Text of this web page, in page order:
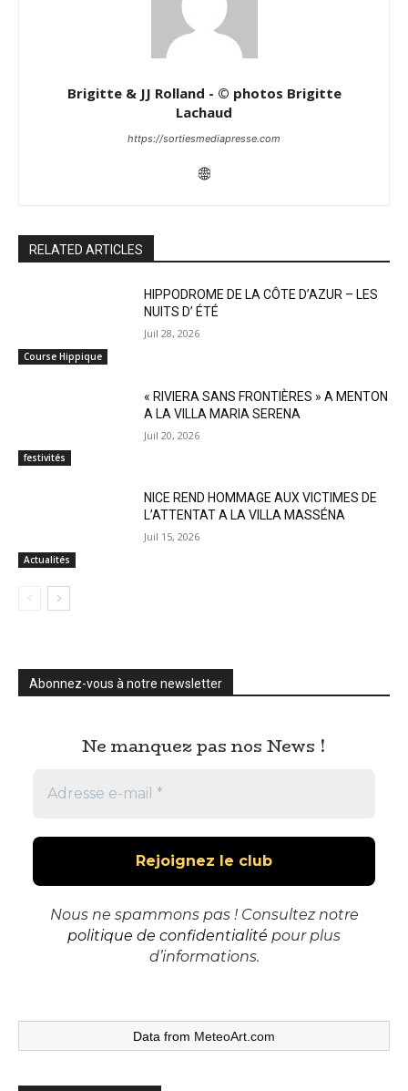
Brigitte & JJ Rolland - © photos Brigitte
Lachaud
https://sortiesmediapresse.com
RELATED ARTICLES
Course Hippique
HIPPODROME DE LA CÔTE D’AZUR – LES
NUITS D’ ÉTÉ
Juil 28, 2026
festivités
« RIVIERA SANS FRONTIÈRES » A MENTON
A LA VILLA MARIA SERENA
Juil 20, 2026
Actualités
NICE REND HOMMAGE AUX VICTIMES DE
L’ATTENTAT A LA VILLA MASSÉNA
Juil 15, 2026
Abonnez-vous à notre newsletter
Ne manquez pas nos News !
Nous ne spammons pas ! Consultez notre
politique de confidentialité pour plus
d’informations.
Data from MeteoArt.com